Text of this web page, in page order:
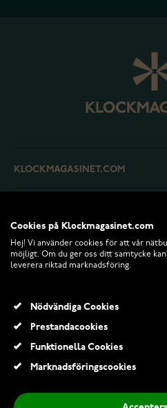
KLOCKMAGASINET.COM
RETURER OCH VILLKOR
Cookies på Klockmagasinet.com
Hej! Vi använder cookies för att vår
möjligt. Om du ger oss ditt samtycke
leverera riktad marknadsföring.
Nödvändiga Cookies
Prestandacookies
Funktionella Cookies
Marknadsföringscookies